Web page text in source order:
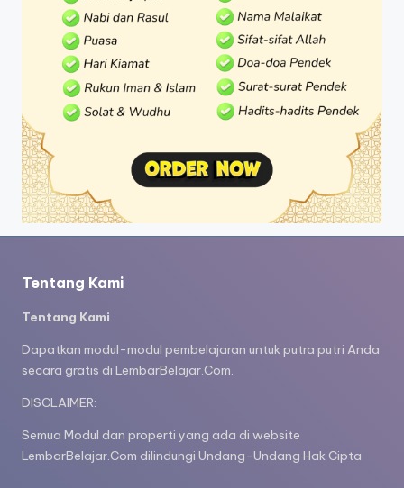
Tentang Kami
Tentang Kami
Dapatkan modul-modul pembelajaran untuk putra putri Anda
secara gratis di LembarBelajar.Com.
DISCLAIMER:
Semua Modul dan properti yang ada di website
LembarBelajar.Com dilindungi Undang-Undang Hak Cipta